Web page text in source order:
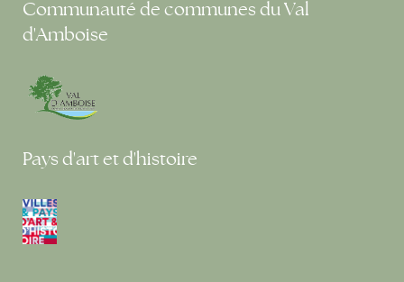
Communauté de communes du Val
d'Amboise
Pays d'art et d'histoire